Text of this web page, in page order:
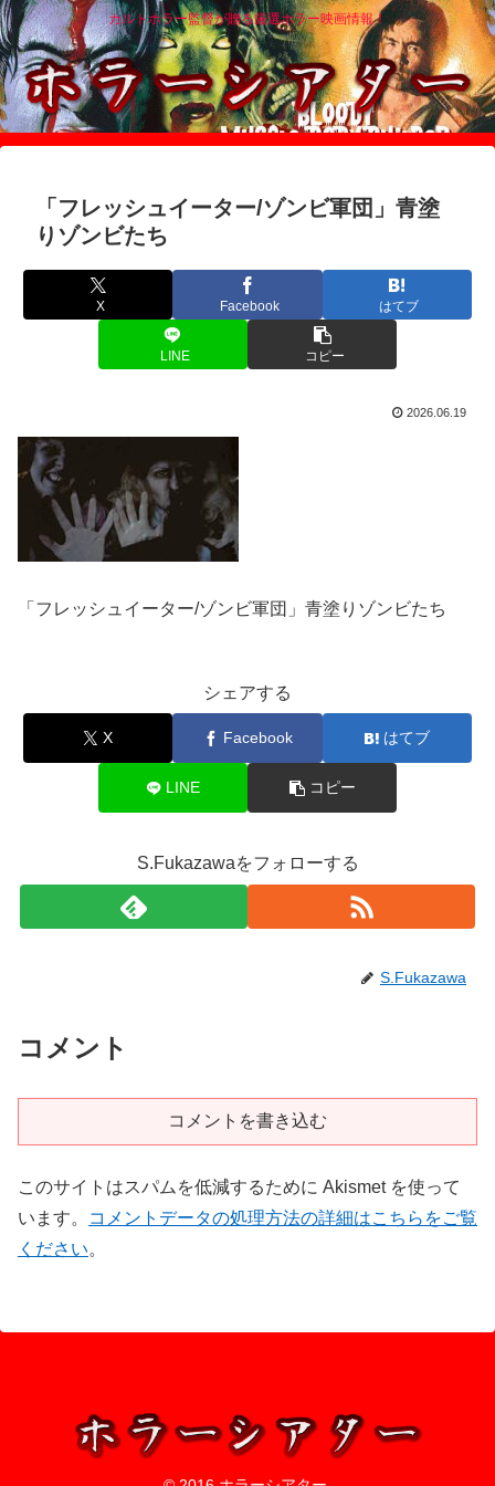
カルトホラー監督が贈る厳選ホラー映画情報！
「フレッシュイーター/ゾンビ軍団」青塗
りゾンビたち
X Facebook はてブ
LINE コピー
2026.06.19
「フレッシュイーター/ゾンビ軍団」青塗りゾンビたち
シェアする
X Facebook はてブ
LINE コピー
S.Fukazawaをフォローする
S.Fukazawa
コメント
コメントを書き込む
このサイトはスパムを低減するために Akismet を使って
います。
コメントデータの処理方法の詳細はこちらをご覧
ください。